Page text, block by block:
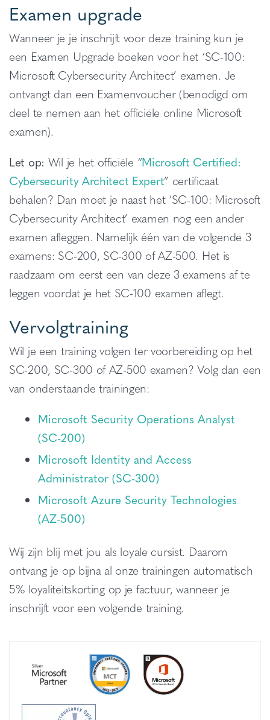
Examen upgrade
Wanneer je je inschrijft voor deze training kun je
een Examen Upgrade boeken voor het ‘SC-100:
Microsoft Cybersecurity Architect’ examen. Je
ontvangt dan een Examenvoucher (benodigd om
deel te nemen aan het officiële online Microsoft
examen).
Let op: Wil je het officiële “Microsoft Certified:
Cybersecurity Architect Expert” certificaat
behalen? Dan moet je naast het ‘SC-100: Microsoft
Cybersecurity Architect’ examen nog een ander
examen afleggen. Namelijk één van de volgende 3
examens: SC-200, SC-300 of AZ-500. Het is
raadzaam om eerst een van deze 3 examens af te
leggen voordat je het SC-100 examen aflegt.
Vervolgtraining
Wil je een training volgen ter voorbereiding op het
SC-200, SC-300 of AZ-500 examen? Volg dan een
van onderstaande trainingen:
Microsoft Security Operations Analyst
(SC-200)
Microsoft Identity and Access
Administrator (SC-300)
Microsoft Azure Security Technologies
(AZ-500)
Wij zijn blij met jou als loyale cursist. Daarom
ontvang je op bijna al onze trainingen automatisch
5% loyaliteitskorting op je factuur, wanneer je
inschrijft voor een volgende training.